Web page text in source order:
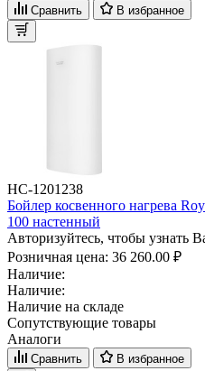
Сравнить В избранное
НС-1201238
Бойлер косвенного нагрева
100 настенный
Авторизуйтесь, чтобы узнать
Розничная цена: 36 260.00 ₽
Наличие:
Наличие:
Наличие на складе
Сопутствующие товары
Аналоги
Сравнить В избранное